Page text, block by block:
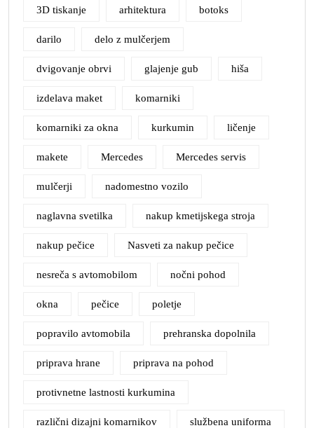
3D tiskanje arhitektura botoks
darilo delo z mulčerjem
dvigovanje obrvi glajenje gub hiša
izdelava maket komarniki
komarniki za okna kurkumin ličenje
makete Mercedes Mercedes servis
mulčerji nadomestno vozilo
naglavna svetilka nakup kmetijskega stroja
nakup pečice Nasveti za nakup pečice
nesreča s avtomobilom nočni pohod
okna pečice poletje
popravilo avtomobila prehranska dopolnila
priprava hrane priprava na pohod
protivnetne lastnosti kurkumina
različni dizajni komarnikov službena uniforma